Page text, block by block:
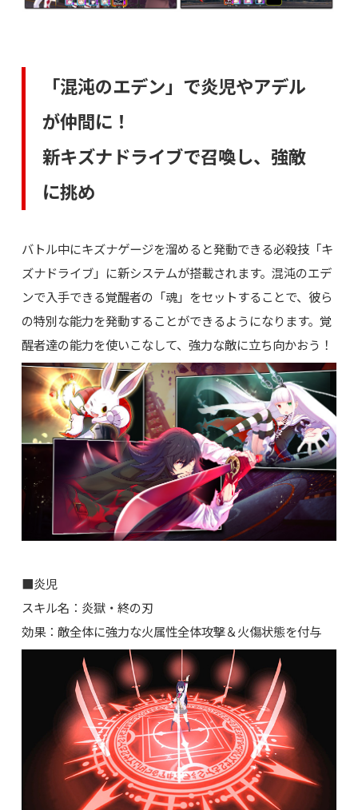
「混沌のエデン」で炎児やアデル
が仲間に！
新キズナドライブで召喚し、強敵
に挑め
バトル中にキズナゲージを溜めると発動できる必殺技「キ
ズナドライブ」に新システムが搭載されます。混沌のエデ
ンで入手できる覚醒者の「魂」をセットすることで、彼ら
の特別な能力を発動することができるようになります。覚
醒者達の能力を使いこなして、強力な敵に立ち向かおう！
■炎児
スキル名：炎獄・終の刃
効果：敵全体に強力な火属性全体攻撃＆火傷状態を付与